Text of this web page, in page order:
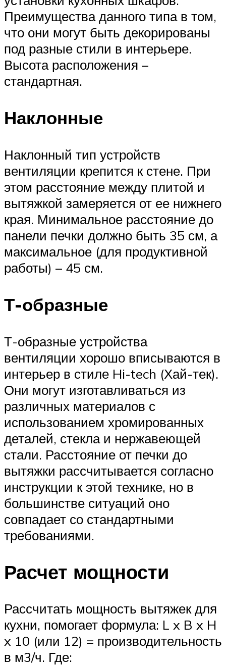
Преимущества данного типа в том,
что они могут быть декорированы
под разные стили в интерьере.
Высота расположения –
стандартная.
Наклонные
Наклонный тип устройств
вентиляции крепится к стене. При
этом расстояние между плитой и
вытяжкой замеряется от ее нижнего
края. Минимальное расстояние до
панели печки должно быть 35 см, а
максимальное (для продуктивной
работы) – 45 см.
Т-образные
Т-образные устройства
вентиляции хорошо вписываются в
интерьер в стиле Hi-tech (Хай-тек).
Они могут изготавливаться из
различных материалов с
использованием хромированных
деталей, стекла и нержавеющей
стали. Расстояние от печки до
вытяжки рассчитывается согласно
инструкции к этой технике, но в
большинстве ситуаций оно
совпадает со стандартными
требованиями.
Расчет мощности
Рассчитать мощность вытяжек для
кухни, помогает формула: L x B x H
x 10 (или 12) = производительность
в м3/ч. Где: